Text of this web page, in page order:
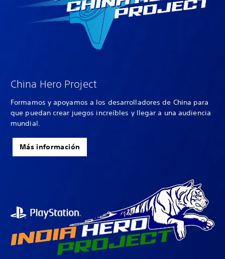
China Hero Project
Formamos y apoyamos a los desarrolladores de China para
que puedan crear juegos increíbles y llegar a una audiencia
mundial.
Más información